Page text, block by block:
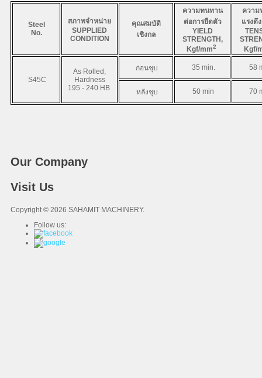
Steel
No.
สภาพจำหน่าย
SUPPLIED
CONDITION
คุณสมบัติ
เชิงกล
ความทนทาน
ต่อการยืดตัว
YIELD
STRENGTH,
Kgf/mm2
ความ
แรงดึ
Kgf/
S45C
As Rolled,
Hardness
195 - 240 HB
ก่อนชุบ 35 min. 58
หลังชุบ 50 min 70
Our Company
Visit Us
Copyright © 2026 SAHAMIT MACHINERY.
Follow us: